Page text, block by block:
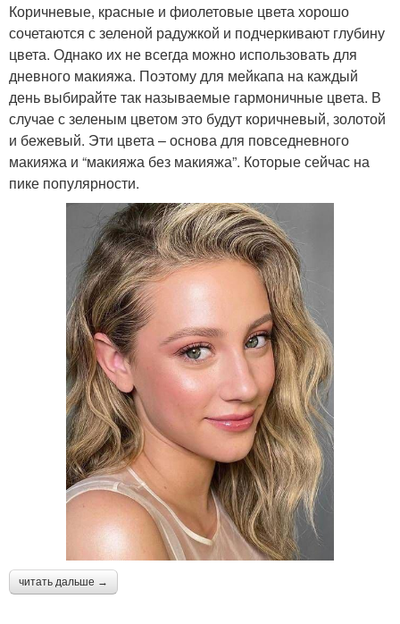
Коричневые, красные и фиолетовые цвета хорошо
сочетаются с зеленой радужкой и подчеркивают глубину
цвета. Однако их не всегда можно использовать для
дневного макияжа. Поэтому для мейкапа на каждый
день выбирайте так называемые гармоничные цвета. В
случае с зеленым цветом это будут коричневый, золотой
и бежевый. Эти цвета – основа для повседневного
макияжа и “макияжа без макияжа”. Которые сейчас на
пике популярности.
читать дальше →